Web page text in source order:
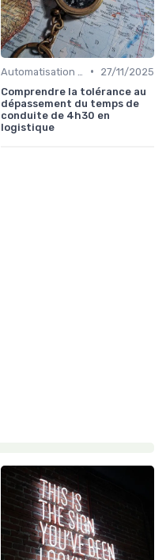
•
27/11/2025
Comprendre la tolérance au
dépassement du temps de
conduite de 4h30 en
logistique